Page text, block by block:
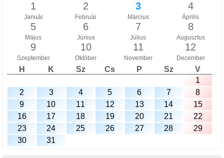
1
Január
2
Február
3
Március
4
Április
5
Május
6
Június
7
Július
8
Augusztus
9
Szeptember
10
Október
11
November
12
December
H K Sz Cs P Sz
V
1
2
3 4 5 6 7
8
9
10 11 12 13 14
15
16
17 18 19 20 21
22
23
24 25 26 27 28
29
30
31